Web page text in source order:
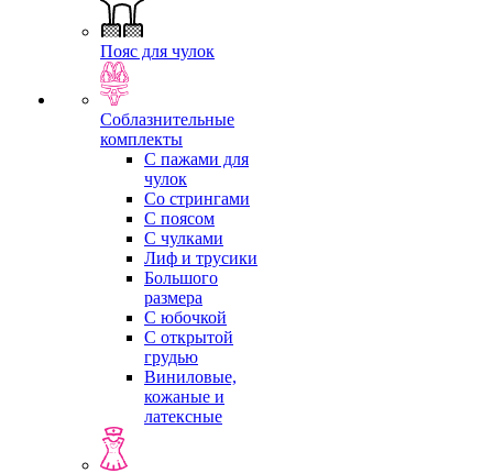
Пояс для чулок
Соблазнительные
комплекты
С пажами для
чулок
Со стрингами
С поясом
С чулками
Лиф и трусики
Большого
размера
С юбочкой
С открытой
грудью
Виниловые,
кожаные и
латексные